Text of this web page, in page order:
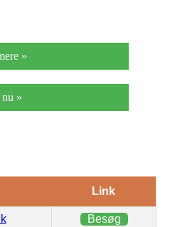
»
»
Link
Besøg